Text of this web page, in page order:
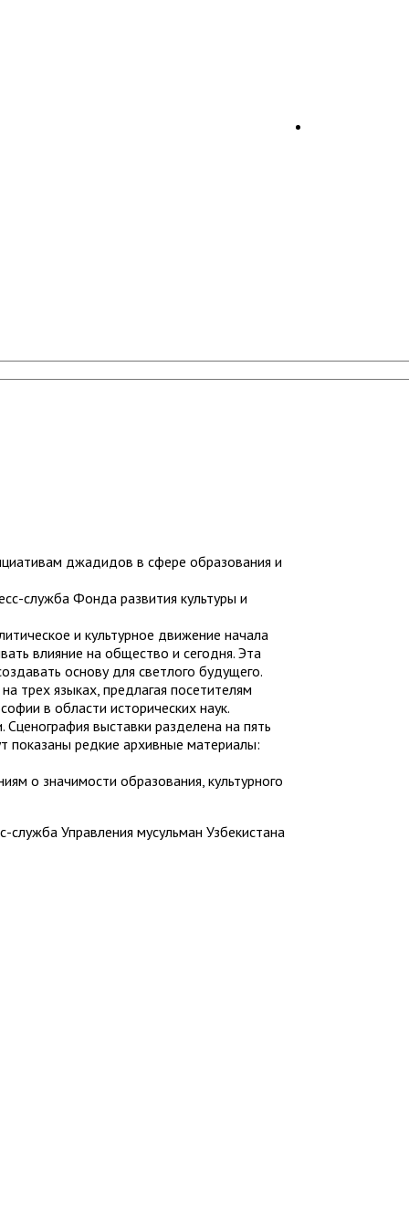
джадидов в сфере образования и
служба Фонда развития культуры и
и культурное движение начала
влияние на общество и сегодня. Эта
основу для светлого будущего.
трех языках, предлагая посетителям
в области исторических наук.
выставки разделена на пять
показаны редкие архивные материалы:
о значимости образования, культурного
служба Управления мусульман Узбекистана